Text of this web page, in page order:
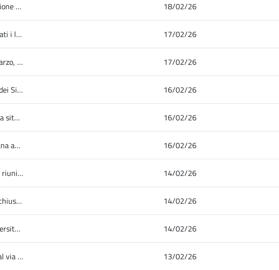
(ptn) Montecchio, dalla Regione oltre 445.000 euro per la palestra della scuola: l’intervento mirato all’antisismica 18/02/26
(ptn) Calvi dell’Umbria, iniziati i lavori di bonifica e messa in sicurezza sul tratto urbano della Sp 18 interessato da una frana: provvedimenti anche per alcune scuole 17/02/26
(ptn) Referendum 22-23 marzo, disposizioni dell’Autorità per le Garanzie nelle Comunicazioni in merito al divieto di comunicazione istituzionale 17/02/26
(ptn) Provincia, Assemblea dei Sindaci, Zes da rivedere, il Presidente Bandecchi annuncia nuove iniziative per estendere le misure sul territorio provinciale 16/02/26
(ptn) Provincia, maltempo: la situazione sulle strade dopo le frane dovute alle forti piogge 16/02/26
(ptn) Provincia, viabilità: frana ad Arrone, riaperta la Sp 4 a senso unico alternato 16/02/26
(ptn) Provincia, lunedì 16 si riunisce l’Assemblea dei Sindaci 14/02/26
(ptn) Provincia, maltempo, chiuso un tratto della Sp 18 a Calvi dell’Umbria per frana 14/02/26
(ptn) Narni, Comune e Università al lavoro per consolidare il Corso in Scienze per l’Investigazione e la Sicurezza 14/02/26
(ptn) Lugnano in Teverina, al via la seconda edizione di "Classi Miste" dell’associazione Ippocampo: il teatro come ponte tra scuola, comunità e generazioni 13/02/26